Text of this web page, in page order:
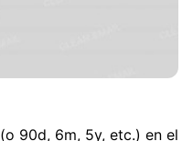
(o 90d, 6m, 5y, etc.) en el